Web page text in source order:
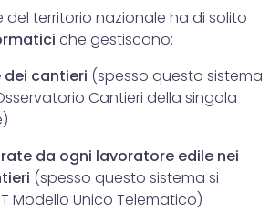
del territorio nazionale ha di solito
che gestiscono:
dei cantieri (spesso questo sistema
Cantieri della singola
da ogni lavoratore edile nei
(spesso questo sistema si
Modello Unico Telematico)